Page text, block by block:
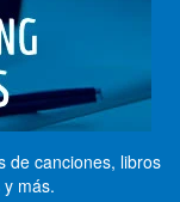
de canciones, libros
más.